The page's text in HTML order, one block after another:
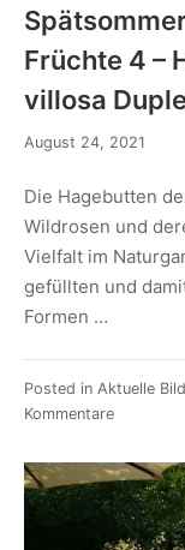
Früchte 4 –
villosa
August 24, 2021
Die Hagebutten
Wildrosen und
Vielfalt im
gefüllten und
Formen …
Posted in Aktuelle
Kommentare